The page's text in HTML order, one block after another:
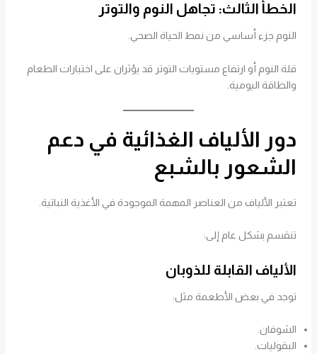
الخطأ الثالث: تجاهل النوم والتوتر
النوم جزء أساسي من نمط الحياة الصحي.
قلة النوم أو ارتفاع مستويات التوتر قد يؤثران على اختيارات الطعام
والطاقة اليومية.
دور الألياف الغذائية في دعم
الشعور بالشبع
تعتبر الألياف من العناصر المهمة الموجودة في الأغذية النباتية.
تنقسم بشكل عام إلى:
الألياف القابلة للذوبان
توجد في بعض الأطعمة مثل:
الشوفان.
البقوليات.